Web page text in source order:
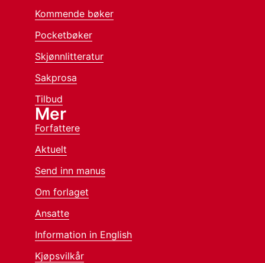
Kommende bøker
Pocketbøker
Skjønnlitteratur
Sakprosa
Tilbud
Mer
Forfattere
Aktuelt
Send inn manus
Om forlaget
Ansatte
Information in English
Kjøpsvilkår